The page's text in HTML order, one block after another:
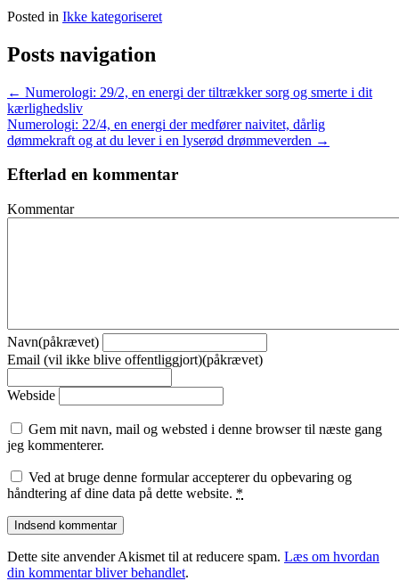
Posted in Ikke kategoriseret
Posts navigation
← Numerologi: 29/2, en energi der tiltrækker sorg og smerte i dit
kærlighedsliv
Numerologi: 22/4, en energi der medfører naivitet, dårlig
dømmekraft og at du lever i en lyserød drømmeverden →
Efterlad en kommentar
Kommentar
Navn(påkrævet)
Email (vil ikke blive offentliggjort)(påkrævet)
Webside
Gem mit navn, mail og websted i denne browser til næste gang
jeg kommenterer.
Ved at bruge denne formular accepterer du opbevaring og
håndtering af dine data på dette website. *
Dette site anvender Akismet til at reducere spam. Læs om hvordan
din kommentar bliver behandlet.